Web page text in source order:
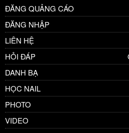
ĐĂNG QUẢNG CÁO
ĐĂNG NHẬP
LIÊN HỆ
HỎI ĐÁP
DANH BẠ
HỌC NAIL
PHOTO
VIDEO